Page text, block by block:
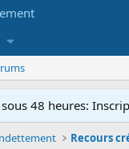
48 heures:
Recours